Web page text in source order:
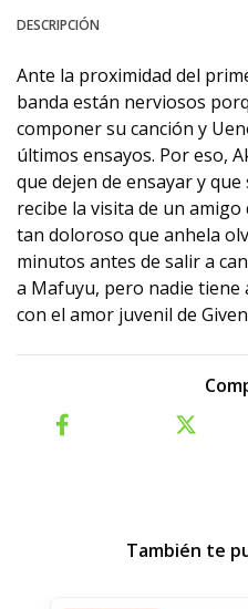
DESCRIPCIÓN
Ante la proximidad del
banda están nerviosos
componer su canción y
últimos ensayos. Por eso,
que dejen de ensayar y
recibe la visita de un
tan doloroso que anhela
minutos antes de salir a
a Mafuyu, pero nadie tiene
con el amor juvenil de
También te